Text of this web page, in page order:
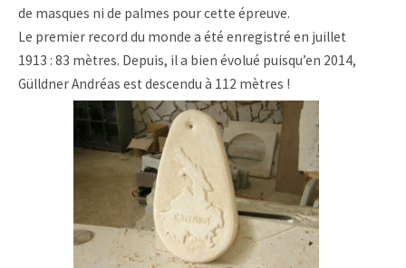
de masques ni de palmes pour cette épreuve.
Le premier record du monde a été enregistré en juillet
1913 : 83 mètres. Depuis, il a bien évolué puisqu’en 2014,
Gülldner Andréas est descendu à 112 mètres !